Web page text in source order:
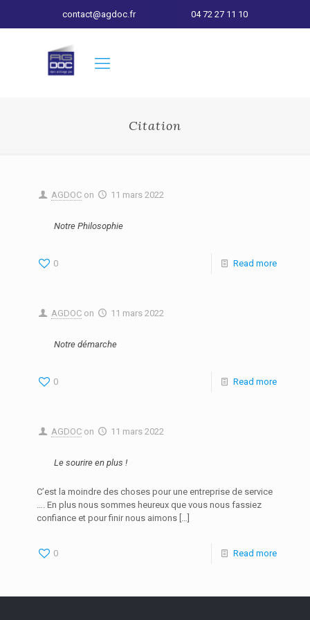
contact@agdoc.fr 04 72 27 11 10
Citation
AGDOC on 11 mars 2022
Notre Philosophie
0 Read more
AGDOC on 11 mars 2022
Notre démarche
0 Read more
AGDOC on 11 mars 2022
Le sourire en plus !
C’est la moindre des choses pour une entreprise de service
…. En plus nous sommes heureux que vous nous fassiez
confiance et pour finir nous aimons […]
0 Read more